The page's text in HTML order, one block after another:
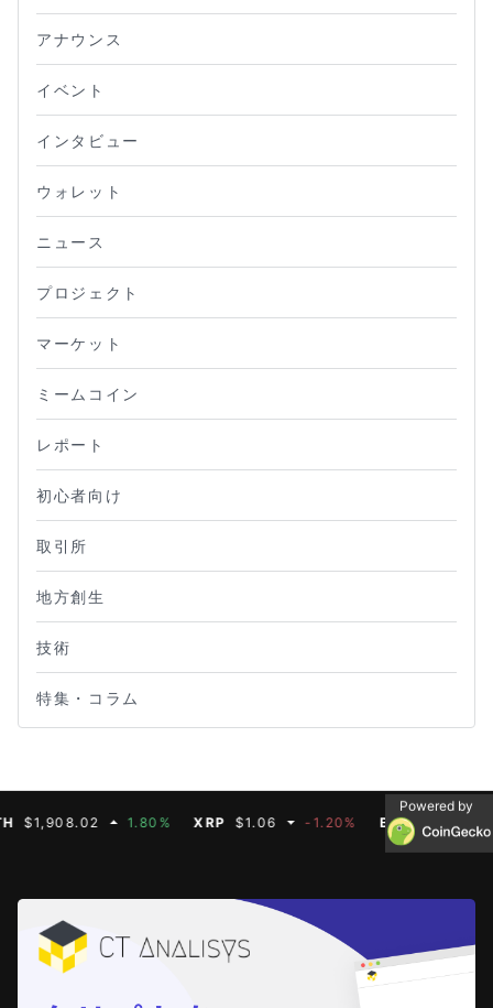
アナウンス
イベント
インタビュー
ウォレット
ニュース
プロジェクト
マーケット
ミームコイン
レポート
初心者向け
取引所
地方創生
技術
特集・コラム
1.80% XRP $1.06 -1.20% BNB $593.11
Powered by